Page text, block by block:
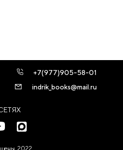
+7(977)905-58-01
indrik_books@mail.ru
2022